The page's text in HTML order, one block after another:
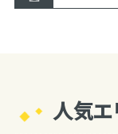
人気エ